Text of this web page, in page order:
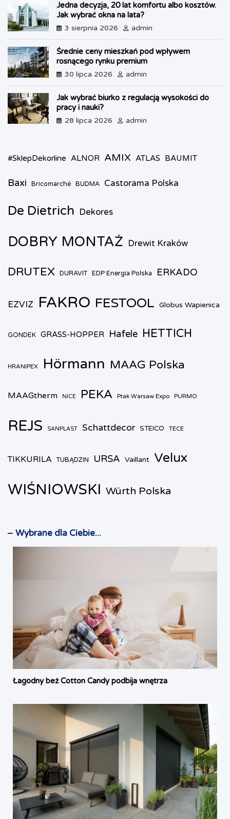
d
y
Jedna decyzja, 20 lat komfortu albo kosztów.
Jak wybrać okna na lata?
3 sierpnia 2026 admin
Średnie ceny mieszkań pod wpływem
rosnącego rynku premium
30 lipca 2026 admin
Jak wybrać biurko z regulacją wysokości do
pracy i nauki?
28 lipca 2026 admin
#SklepDekorline ALNOR AMIX ATLAS BAUMIT
Baxi Bricomarché BUDMA Castorama Polska
De Dietrich Dekores
DOBRY MONTAŻ Drewit Kraków
DRUTEX DURAVIT EDP Energia Polska ERKADO
EZVIZ FAKRO FESTOOL Globus Wapienica
GONDEK GRASS-HOPPER Hafele HETTICH
HRANIPEX Hörmann MAAG Polska
MAAGtherm NICE PEKA Ptak Warsaw Expo PURMO
REJS SANPLAST Schattdecor STEICO TECE
TIKKURILA TUBĄDZIN URSA Vaillant Velux
WIŚNIOWSKI Würth Polska
Wybrane dla Ciebie...
Łagodny beż Cotton Candy podbija wnętrza